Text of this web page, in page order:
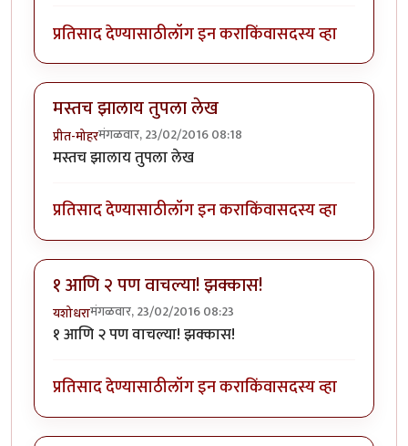
प्रतिसाद देण्यासाठीलॉग इन कराकिंवासदस्य व्हा
मस्तच झालाय तुपला लेख
प्रीत-मोहरमंगळवार, 23/02/2016 08:18
मस्तच झालाय तुपला लेख
प्रतिसाद देण्यासाठीलॉग इन कराकिंवासदस्य व्हा
१ आणि २ पण वाचल्या! झक्कास!
यशोधरामंगळवार, 23/02/2016 08:23
१ आणि २ पण वाचल्या! झक्कास!
प्रतिसाद देण्यासाठीलॉग इन कराकिंवासदस्य व्हा